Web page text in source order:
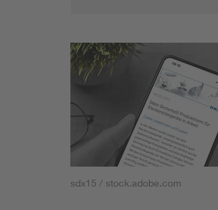
sdx15 / stock.adobe.com